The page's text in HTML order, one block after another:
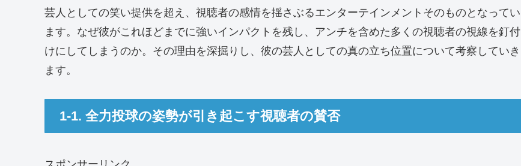
芸人としての笑い提供を超え、視聴者の感情を揺さぶるエンターテインメントそのものとなってい
ます。なぜ彼がこれほどまでに強いインパクトを残し、アンチを含めた多くの視聴者の視線を釘付
けにしてしまうのか。その理由を深掘りし、彼の芸人としての真の立ち位置について考察していき
ます。
1-1. 全力投球の姿勢が引き起こす視聴者の賛否